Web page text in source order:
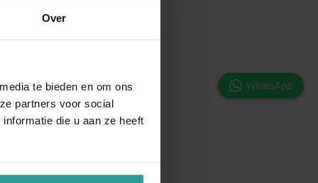
Over
te bieden en om ons
partners voor social
die u aan ze heeft
WhatsApp